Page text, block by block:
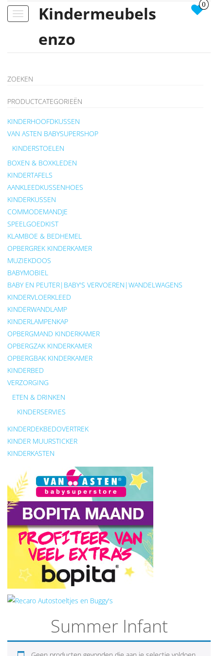
Toggle
Kindermeubels
enzo
0
ZOEKEN
PRODUCTCATEGORIEËN
KINDERHOOFDKUSSEN
VAN ASTEN BABYSUPERSHOP
KINDERSTOELEN
BOXEN & BOXKLEDEN
KINDERTAFELS
AANKLEEDKUSSENHOES
KINDERKUSSEN
COMMODEMANDJE
SPEELGOEDKIST
KLAMBOE & BEDHEMEL
OPBERGREK KINDERKAMER
MUZIEKDOOS
BABYMOBIEL
BABY EN PEUTER|BABY'S VERVOEREN|WANDELWAGENS
KINDERVLOERKLEED
KINDERWANDLAMP
KINDERLAMPENKAP
OPBERGMAND KINDERKAMER
OPBERGZAK KINDERKAMER
OPBERGBAK KINDERKAMER
KINDERBED
VERZORGING
ETEN & DRINKEN
KINDERSERVIES
KINDERDEKBEDOVERTREK
KINDER MUURSTICKER
KINDERKASTEN
Summer Infant